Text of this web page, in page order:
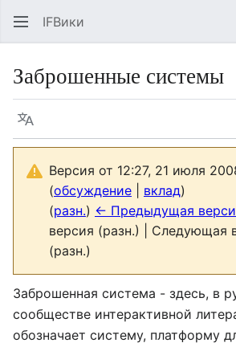
IFВики
Заброшенные системы
Язык
Версия от 12:27, 21 июля
(обсуждение вклад)
(разн.) ← Предыдущая
версия (разн.) | Следующая
(разн.)
Заброшенная система - здесь, в
сообществе интерактивной
обозначает систему, платформу